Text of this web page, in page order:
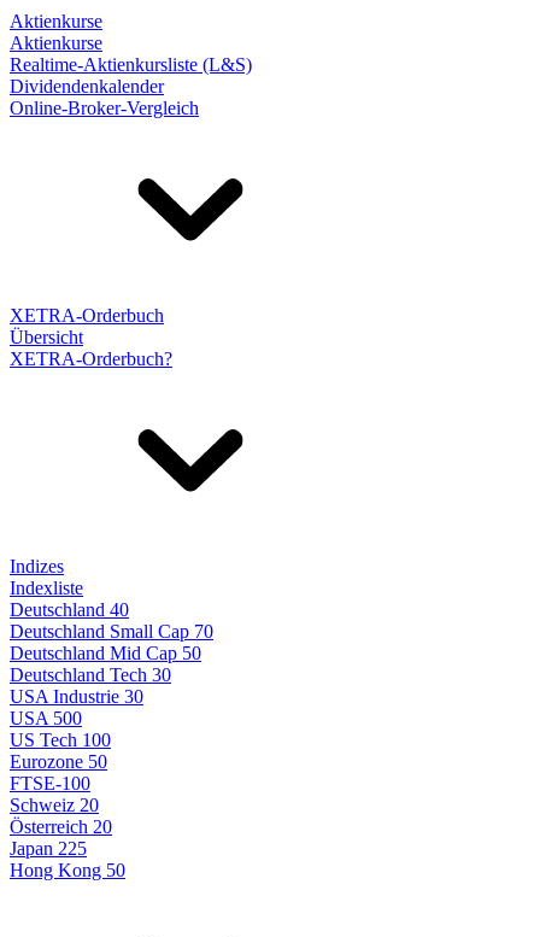
Aktienkurse
Aktienkurse
Realtime-Aktienkursliste (L&S)
Dividendenkalender
Online-Broker-Vergleich
XETRA-Orderbuch
Übersicht
XETRA-Orderbuch?
Indizes
Indexliste
Deutschland 40
Deutschland Small Cap 70
Deutschland Mid Cap 50
Deutschland Tech 30
USA Industrie 30
USA 500
US Tech 100
Eurozone 50
FTSE-100
Schweiz 20
Österreich 20
Japan 225
Hong Kong 50